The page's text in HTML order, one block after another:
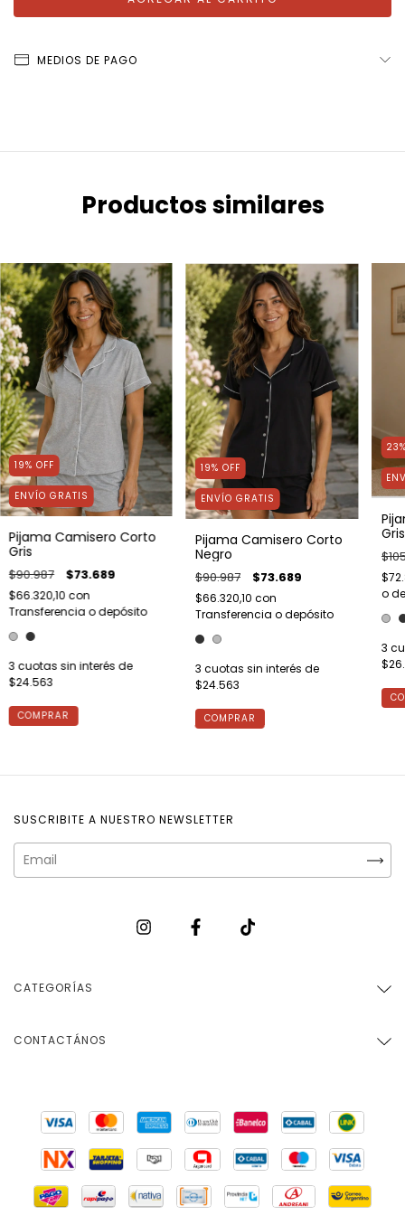
MEDIOS DE PAGO
Productos similares
19% OFF
ENVÍO GRATIS
Pijama Camisero Corto
Gris
$90.987 $73.689
$66.320,10 con
Transferencia o depósito
3 cuotas sin interés de
$24.563
COMPRAR
19% OFF
ENVÍO GRATIS
Pijama Camisero Corto
Negro
$90.987 $73.689
$66.320,10 con
Transferencia o depósito
3 cuotas sin interés de
$24.563
COMPRAR
23
Gris
o
3
SUSCRIBITE A NUESTRO NEWSLETTER
CATEGORÍAS
CONTACTÁNOS